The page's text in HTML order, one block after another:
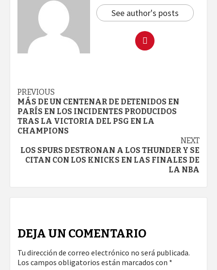
See author's posts
Continue
Reading
PREVIOUS
MÁS DE UN CENTENAR DE DETENIDOS EN
PARÍS EN LOS INCIDENTES PRODUCIDOS
TRAS LA VICTORIA DEL PSG EN LA
CHAMPIONS
NEXT
LOS SPURS DESTRONAN A LOS THUNDER Y SE
CITAN CON LOS KNICKS EN LAS FINALES DE
LA NBA
DEJA UN COMENTARIO
Tu dirección de correo electrónico no será publicada.
Los campos obligatorios están marcados con *